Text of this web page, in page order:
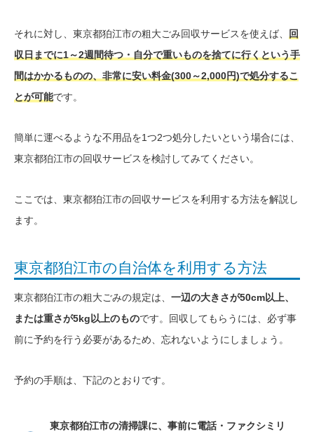
それに対し、東京都狛江市の粗大ごみ回収サービスを使えば、 回
収日までに1～2週間待つ・自分で重いものを捨てに行くという手
間はかかるものの、非常に安い料金(300～2,000円)で処分するこ
とが可能です。
簡単に運べるような不用品を1つ2つ処分したいという場合には、
東京都狛江市の回収サービスを検討してみてください。
ここでは、東京都狛江市の回収サービスを利用する方法を解説し
ます。
東京都狛江市の自治体を利用する方法
東京都狛江市の粗大ごみの規定は、 一辺の大きさが50cm以上、
または重さが5kg以上のものです。回収してもらうには、必ず事
前に予約を行う必要があるため、忘れないようにしましょう。
予約の手順は、下記のとおりです。
東京都狛江市の清掃課に、事前に電話・ファクシミリ